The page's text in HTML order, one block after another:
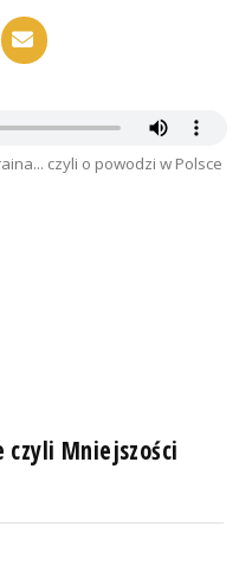
czyli o powodzi w Polsce
czyli Mniejszości